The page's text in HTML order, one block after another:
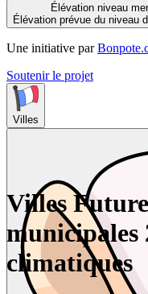
Élévation niveau mer
Élévation prévue du niveau
Une initiative par
Soutenir le projet
Villes
Villes
municipales
climatiques